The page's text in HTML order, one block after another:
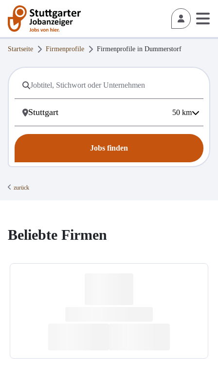
Startseite Firmenprofile Firmenprofile in Dummerstorf
50 km
Jobs finden
zurück
Beliebte Firmen